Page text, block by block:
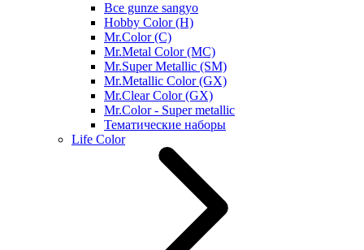
Все gunze sangyo
Hobby Color (H)
Mr.Color (C)
Mr.Metal Color (MC)
Mr.Super Metallic (SM)
Mr.Metallic Color (GX)
Mr.Clear Color (GX)
Mr.Color - Super metallic
Тематические наборы
Life Color